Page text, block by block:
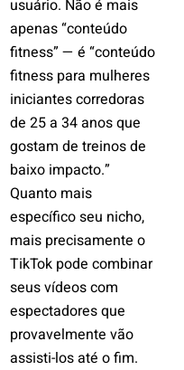
usuário. Não é mais
apenas “conteúdo
fitness” — é “conteúdo
fitness para mulheres
iniciantes corredoras
de 25 a 34 anos que
gostam de treinos de
baixo impacto.”
Quanto mais
específico seu nicho,
mais precisamente o
TikTok pode combinar
seus vídeos com
espectadores que
provavelmente vão
assisti-los até o fim.